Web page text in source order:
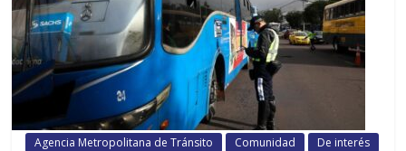
Agencia Metropolitana de Tránsito Comunidad
De interés